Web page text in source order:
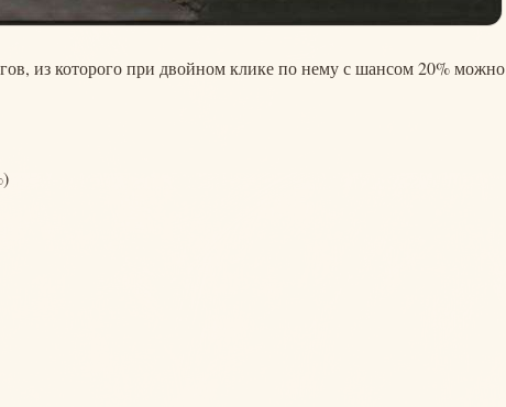
из которого при двойном клике по нему с шансом 20% можно